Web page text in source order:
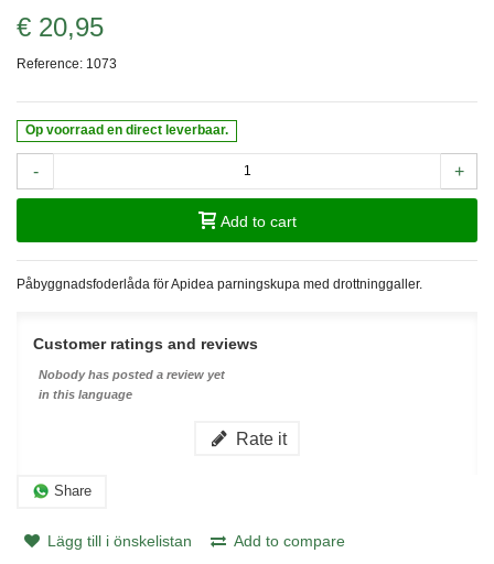
€ 20,95
Reference: 1073
Op voorraad en direct leverbaar.
- +
Add to cart
Påbyggnadsfoderlåda för Apidea parningskupa med drottninggaller.
Customer ratings and reviews
Nobody has posted a review yet
in this language
Rate it
Share
Lägg till i önskelistan
Add to compare